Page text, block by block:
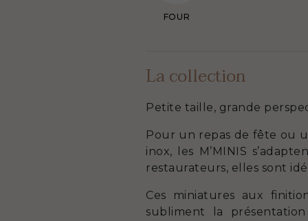
FOUR
La collection
Petite taille, grande
Pour un repas de fête ou
inox, les M’MINIS
restaurateurs, elles sont
Ces miniatures aux
subliment la